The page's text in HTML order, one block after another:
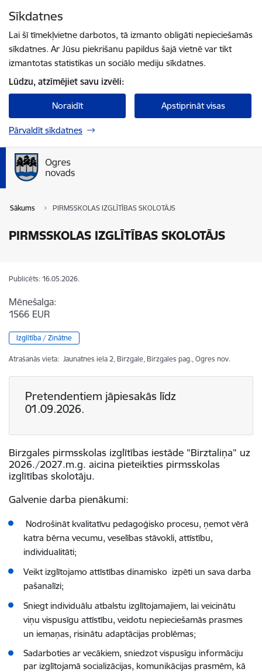
Sīkdatnes
Lai šī tīmekļvietne darbotos, tā izmanto obligāti nepieciešamās
sīkdatnes. Ar Jūsu piekrišanu papildus šajā vietnē var tikt
izmantotas statistikas un sociālo mediju sīkdatnes.
Lūdzu, atzīmējiet savu izvēli:
Noraidīt Apstiprināt visas
Pārvaldīt sīkdatnes
Sākums PIRMSSKOLAS IZGLĪTĪBAS SKOLOTĀJS
PIRMSSKOLAS IZGLĪTĪBAS SKOLOTĀJS
Publicēts: 16.05.2026.
Mēnešalga:
1566 EUR
Izglītība / Zinātne
Atrašanās vieta: Jaunatnes iela 2, Birzgale, Birzgales pag., Ogres nov.
Pretendentiem jāpiesakās līdz
01.09.2026.
Birzgales pirmsskolas izglītības iestāde "Birztaliņa" uz
2026./2027.m.g. aicina pieteikties pirmsskolas
izglītības skolotāju.
Galvenie darba pienākumi:
Nodrošināt kvalitatīvu pedagoģisko procesu, ņemot vērā
katra bērna vecumu, veselības stāvokli, attīstību,
individualitāti;
Veikt izglītojamo attīstības dinamisko izpēti un sava darba
pašanalīzi;
Sniegt individuālu atbalstu izglītojamajiem, lai veicinātu
viņu vispusīgu attīstību, veidotu nepieciešamās prasmes
un iemaņas, risinātu adaptācijas problēmas;
Sadarboties ar vecākiem, sniedzot vispusīgu informāciju
par izglītojamā socializācijas, komunikācijas prasmēm, kā